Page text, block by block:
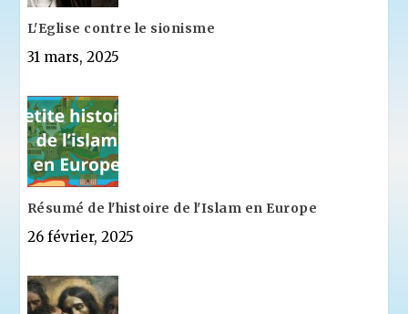
L'Eglise contre le sionisme
31 mars, 2025
Résumé de l'histoire de l'Islam en Europe
26 février, 2025